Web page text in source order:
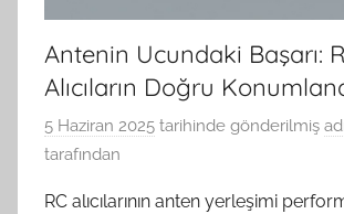
Antenin Ucundaki Başarı:
Alıcıların Doğru
5 Haziran 2025 tarihinde gönderilmiş
tarafından
RC alıcılarının anten yerleşimi